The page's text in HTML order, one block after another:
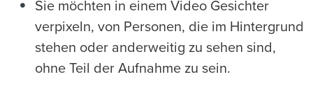
Sie möchten in einem Video Gesichter
verpixeln, von Personen, die im Hintergrund
stehen oder anderweitig zu sehen sind,
ohne Teil der Aufnahme zu sein.